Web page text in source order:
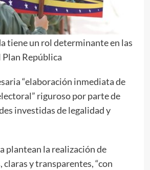
tiene un rol determinante en las
Plan República
“elaboración inmediata de
riguroso por parte de
investidas de legalidad y
plantean la realización de
claras y transparentes, “con